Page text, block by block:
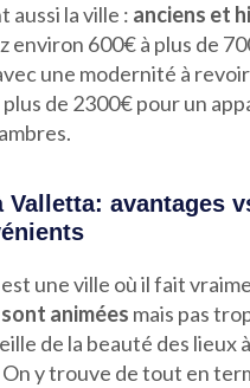
aussi la ville : anciens et
environ 600€ à plus de
une modernité à
plus de 2300€ pour un
Valletta: avantages
une ville où il fait
animées mais pas
de la beauté des lieux
On y trouve de tout en